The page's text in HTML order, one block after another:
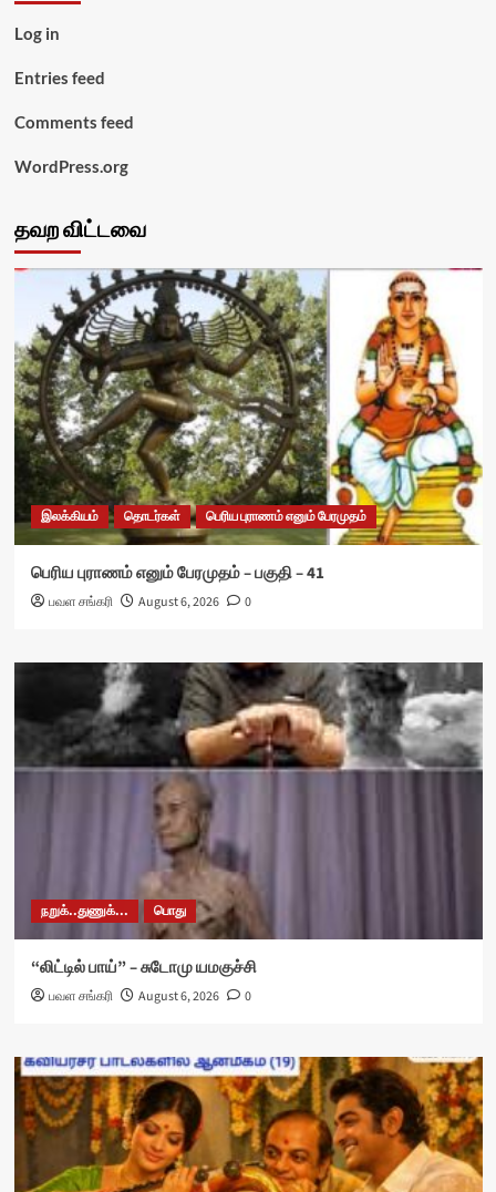
Log in
Entries feed
Comments feed
WordPress.org
தவற விட்டவை
இலக்கியம் தொடர்கள் பெரிய புராணம் எனும் பேரமுதம்
பெரிய புராணம் எனும் பேரமுதம் – பகுதி – 41
பவள சங்கரி August 6, 2026 0
நறுக்..துணுக்... பொது
“லிட்டில் பாய்” – சுடோமு யமகுச்சி
பவள சங்கரி August 6, 2026 0